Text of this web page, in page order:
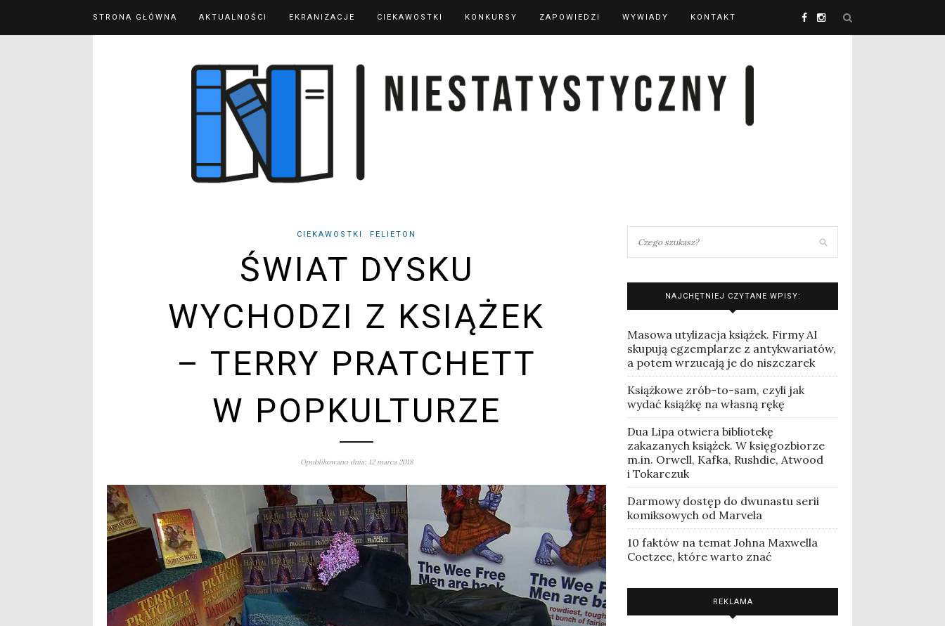
STRONA GŁÓWNA AKTUALNOŚCI EKRANIZACJE CIEKAWOSTKI KONKURSY ZAPOWIEDZI WYWIADY KONTAKT
CIEKAWOSTKI FELIETON
ŚWIAT DYSKU
WYCHODZI Z KSIĄŻEK
– TERRY PRATCHETT
W POPKULTURZE
Opublikowano dnia: 12 marca 2018
NAJCHĘTNIEJ CZYTANE WPISY:
Masowa utylizacja książek. Firmy AI
skupują egzemplarze z antykwariatów,
a potem wrzucają je do niszczarek
Książkowe zrób-to-sam, czyli jak
wydać książkę na własną rękę
Dua Lipa otwiera bibliotekę
zakazanych książek. W księgozbiorze
m.in. Orwell, Kafka, Rushdie, Atwood
i Tokarczuk
Darmowy dostęp do dwunastu serii
komiksowych od Marvela
10 faktów na temat Johna Maxwella
Coetzee, które warto znać
REKLAMA